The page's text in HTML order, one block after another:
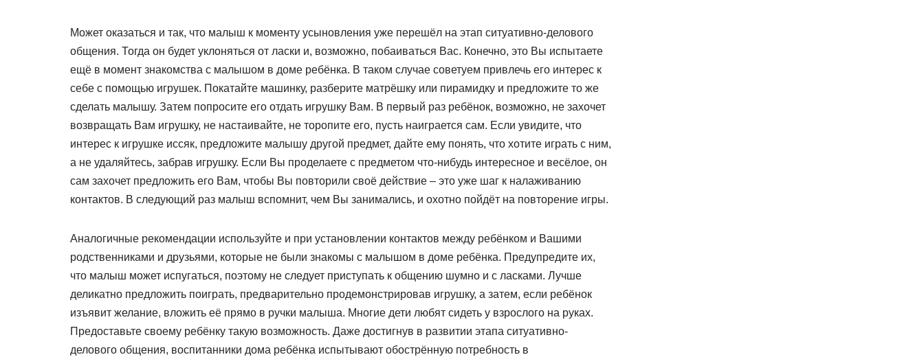
Может оказаться и так, что малыш к моменту усыновления уже перешёл на этап ситуативно-делового
общения. Тогда он будет уклоняться от ласки и, возможно, побаиваться Вас. Конечно, это Вы испытаете
ещё в момент знакомства с малышом в доме ребёнка. В таком случае советуем привлечь его интерес к
себе с помощью игрушек. Покатайте машинку, разберите матрёшку или пирамидку и предложите то же
сделать малышу. Затем попросите его отдать игрушку Вам. В первый раз ребёнок, возможно, не захочет
возвращать Вам игрушку, не настаивайте, не торопите его, пусть наиграется сам. Если увидите, что
интерес к игрушке иссяк, предложите малышу другой предмет, дайте ему понять, что хотите играть с ним,
а не удаляйтесь, забрав игрушку. Если Вы проделаете с предметом что-нибудь интересное и весёлое, он
сам захочет предложить его Вам, чтобы Вы повторили своё действие – это уже шаг к налаживанию
контактов. В следующий раз малыш вспомнит, чем Вы занимались, и охотно пойдёт на повторение игры.
Аналогичные рекомендации используйте и при установлении контактов между ребёнком и Вашими
родственниками и друзьями, которые не были знакомы с малышом в доме ребёнка. Предупредите их,
что малыш может испугаться, поэтому не следует приступать к общению шумно и с ласками. Лучше
деликатно предложить поиграть, предварительно продемонстрировав игрушку, а затем, если ребёнок
изъявит желание, вложить её прямо в ручки малыша. Многие дети любят сидеть у взрослого на руках.
Предоставьте своему ребёнку такую возможность. Даже достигнув в развитии этапа ситуативно-
делового общения, воспитанники дома ребёнка испытывают обострённую потребность в